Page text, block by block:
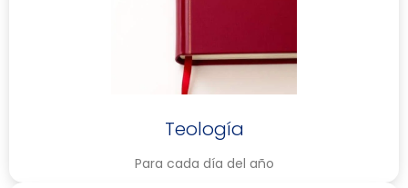
Teología
Para cada día del año